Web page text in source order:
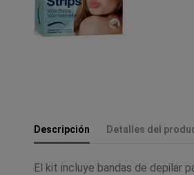
Descripción Detalles del
El kit incluye bandas de depilar